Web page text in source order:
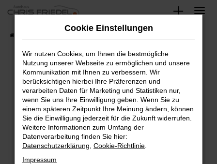
Zum
springen
Fahrzeugsuche
Fehler: Network Error
Beim Laden ist ein Fehler aufgetreten.
Hier sind ein paar Tipps, die dir helfen können:
Überprüfe deine Firewall und deine
Internetverbindung.
Laden andere Webseiten, zum Beispiel deine
Suchmaschine?
Cookie Einstellungen
Wir nutzen Cookies, um Ihnen die bestmögliche
Nutzung unserer Webseite zu ermöglichen und unsere
Kommunikation mit Ihnen zu verbessern. Wir
berücksichtigen hierbei Ihre Präferenzen und
verarbeiten Daten für Marketing und Statistiken nur,
wenn Sie uns Ihre Einwilligung geben. Wenn Sie zu
einem späteren Zeitpunkt Ihre Meinung ändern, können
Sie die Einwilligung jederzeit für die Zukunft widerrufen.
Weitere Informationen zum Umfang der
Datenverarbeitung finden Sie hier:
Datenschutzerklärung Cookie-Richtlinie
Impressum